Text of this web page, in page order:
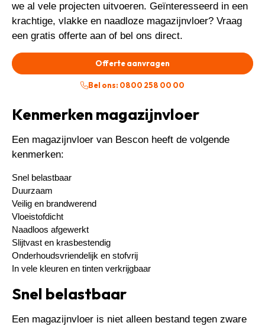
we al vele projecten uitvoeren. Geïnteresseerd in een
krachtige, vlakke en naadloze magazijnvloer? Vraag
een gratis offerte aan of bel ons direct.
Offerte aanvragen
Bel ons: 0800 258 00 00
Kenmerken magazijnvloer
Een magazijnvloer van Bescon heeft de volgende
kenmerken:
Snel belastbaar
Duurzaam
Veilig en brandwerend
Vloeistofdicht
Naadloos afgewerkt
Slijtvast en krasbestendig
Onderhoudsvriendelijk en stofvrij
In vele kleuren en tinten verkrijgbaar
Snel belastbaar
Een magazijnvloer is niet alleen bestand tegen zware